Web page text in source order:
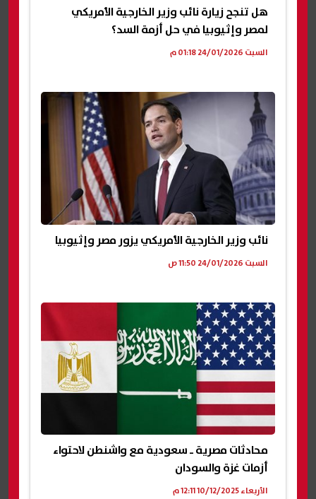
هل تنجح زيارة نائب وزير الخارجية الأمريكي
لمصر وإثيوبيا في حل أزمة السد؟
السبت 24/01/2026 01:18 م
نائب وزير الخارجية الأمريكي يزور مصر وإثيوبيا
السبت 24/01/2026 11:50 ص
محادثات مصرية ـ سعودية مع واشنطن لاحتواء
أزمات غزة والسودان
الأربعاء 10/12/2025 12:11 م